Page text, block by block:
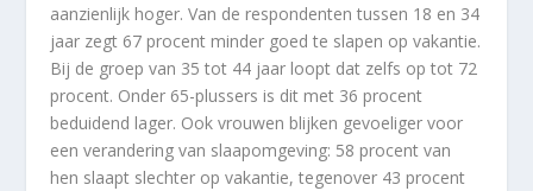
aanzienlijk hoger. Van de respondenten tussen 18 en 34
jaar zegt 67 procent minder goed te slapen op vakantie.
Bij de groep van 35 tot 44 jaar loopt dat zelfs op tot 72
procent. Onder 65-plussers is dit met 36 procent
beduidend lager. Ook vrouwen blijken gevoeliger voor
een verandering van slaapomgeving: 58 procent van
hen slaapt slechter op vakantie, tegenover 43 procent